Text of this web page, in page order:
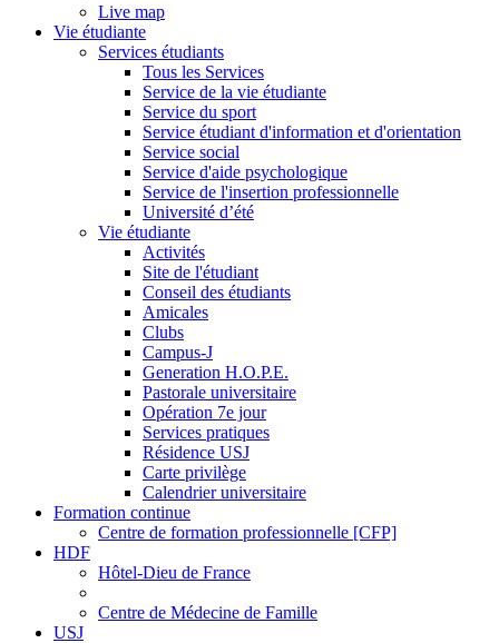
Live map
Vie étudiante
Services étudiants
Tous les Services
Service de la vie étudiante
Service du sport
Service étudiant d'information et d'orientation
Service social
Service d'aide psychologique
Service de l'insertion professionnelle
Université d’été
Vie étudiante
Activités
Site de l'étudiant
Conseil des étudiants
Amicales
Clubs
Campus-J
Generation H.O.P.E.
Pastorale universitaire
Opération 7e jour
Services pratiques
Résidence USJ
Carte privilège
Calendrier universitaire
Formation continue
Centre de formation professionnelle [CFP]
HDF
Hôtel-Dieu de France
Centre de Médecine de Famille
USJ